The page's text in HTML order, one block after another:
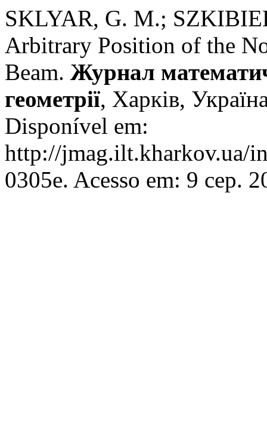
SKLYAR, G. M.;
Arbitrary Position of the
Beam. Журнал
геометрії, Харків,
Disponível em:
http://jmag.ilt.kharkov.ua/
0305e. Acesso em: 9 сер.